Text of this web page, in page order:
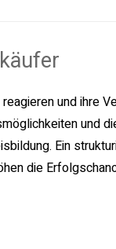
und ihre
und
Ein
die